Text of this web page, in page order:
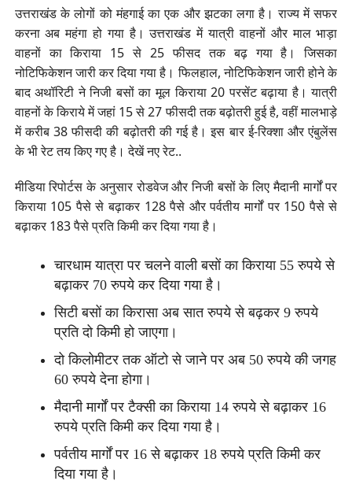
उत्तराखंड के लोगों को मंहगाई का एक और झटका लगा है। राज्य में सफर
करना अब महंगा हो गया है। उत्तराखंड में यात्री वाहनों और माल भाड़ा
वाहनों का किराया 15 से 25 फीसद तक बढ़ गया है। जिसका
नोटिफिकेशन जारी कर दिया गया है। फिलहाल, नोटिफिकेशन जारी होने के
बाद अथॉरिटी ने निजी बसों का मूल किराया 20 परसेंट बढ़ाया है। यात्री
वाहनों के किराये में जहां 15 से 27 फीसदी तक बढ़ोतरी हुई है, वहीं मालभाड़े
में करीब 38 फीसदी की बढ़ोतरी की गई है। इस बार ई-रिक्शा और एंबुलेंस
के भी रेट तय किए गए है। देखें नए रेट..
मीडिया रिपोर्टस के अनुसार रोडवेज और निजी बसों के लिए मैदानी मार्गों पर
किराया 105 पैसे से बढ़ाकर 128 पैसे और पर्वतीय मार्गों पर 150 पैसे से
बढ़ाकर 183 पैसे प्रति किमी कर दिया गया है।
चारधाम यात्रा पर चलने वाली बसों का किराया 55 रुपये से
बढ़ाकर 70 रुपये कर दिया गया है।
सिटी बसों का किरासा अब सात रुपये से बढ़कर 9 रुपये
प्रति दो किमी हो जाएगा।
दो किलोमीटर तक ऑटो से जाने पर अब 50 रुपये की जगह
60 रुपये देना होगा।
मैदानी मार्गों पर टैक्सी का किराया 14 रुपये से बढ़ाकर 16
रुपये प्रति किमी कर दिया गया है।
पर्वतीय मार्गों पर 16 से बढ़ाकर 18 रुपये प्रति किमी कर
दिया गया है।